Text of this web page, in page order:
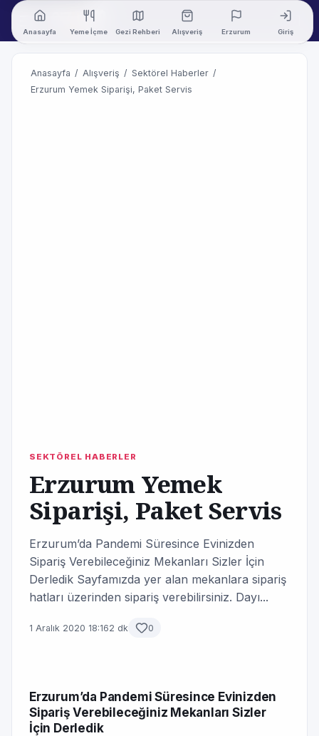
Anasayfa Yeme İçme Gezi Rehberi Alışveriş Erzurum Giriş
Anasayfa / Alışveriş / Sektörel Haberler /
Erzurum Yemek Siparişi, Paket Servis
SEKTÖREL HABERLER
Erzurum Yemek
Siparişi, Paket Servis
Erzurum’da Pandemi Süresince Evinizden
Sipariş Verebileceğiniz Mekanları Sizler İçin
Derledik Sayfamızda yer alan mekanlara sipariş
hatları üzerinden sipariş verebilirsiniz. Dayı...
1 Aralık 2020 18:162 dk 0
Erzurum’da Pandemi Süresince Evinizden
Sipariş Verebileceğiniz Mekanları Sizler
İçin Derledik